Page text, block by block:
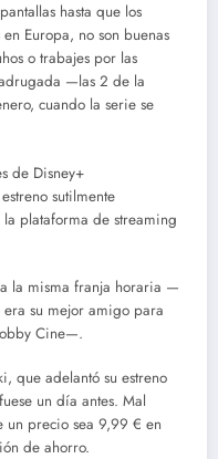
hasta que los
Europa, no son buenas
o trabajes por las
—las 2 de la
cuando la serie se
de Disney+
sutilmente
plataforma de streaming
a la misma franja horaria —
su mejor amigo para
Cine—.
que adelantó su estreno
un día antes. Mal
un precio sea 9,99 € en
de ahorro.